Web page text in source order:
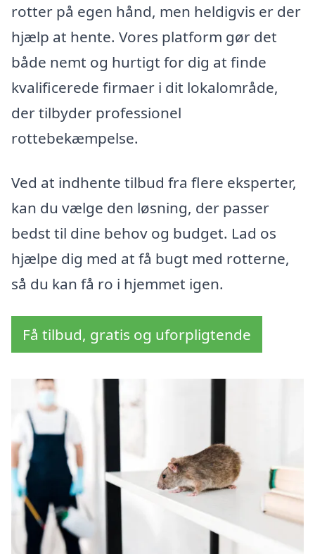
rotter på egen hånd, men heldigvis er der
hjælp at hente. Vores platform gør det
både nemt og hurtigt for dig at finde
kvalificerede firmaer i dit lokalområde,
der tilbyder professionel
rottebekæmpelse.
Ved at indhente tilbud fra flere eksperter,
kan du vælge den løsning, der passer
bedst til dine behov og budget. Lad os
hjælpe dig med at få bugt med rotterne,
så du kan få ro i hjemmet igen.
Få tilbud, gratis og uforpligtende